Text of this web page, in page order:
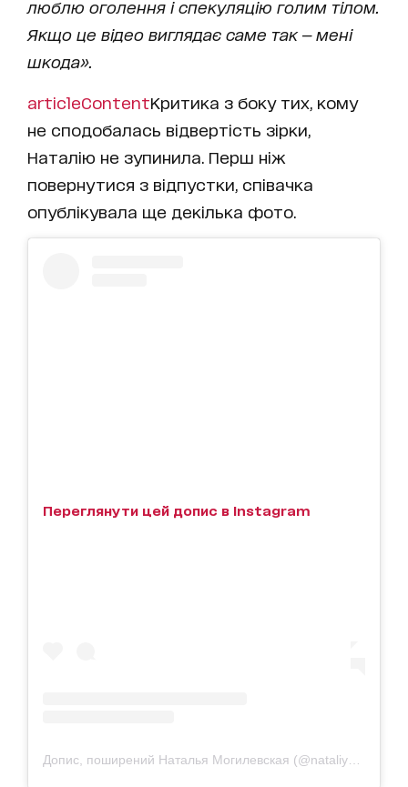
люблю оголення і спекуляцію голим тілом.
Якщо це відео виглядає саме так — мені
шкода».
articleContentКритика з боку тих, кому
не сподобалась відвертість зірки,
Наталію не зупинила. Перш ніж
повернутися з відпустки, співачка
опублікувала ще декілька фото.
Переглянути цей допис в Instagram